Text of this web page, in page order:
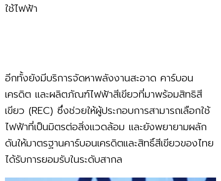
ใช้ไฟฟ้า
อีกทั้งยังมีบริการจัดหาพลังงานสะอาด คาร์บอน
เครดิต และผลิตภัณฑ์ไฟฟ้าสีเขียวที่มาพร้อมสิทธิสี
เขียว (REC) ซึ่งช่วยให้ผู้ประกอบการสามารถเลือกใช้
ไฟฟ้าที่เป็นมิตรต่อสิ่งแวดล้อม และยังพยายามผลัก
ดันให้มาตรฐานคาร์บอนเครดิตและสิทธิ์สีเขียวของไทย
ได้รับการยอมรับในระดับสากล